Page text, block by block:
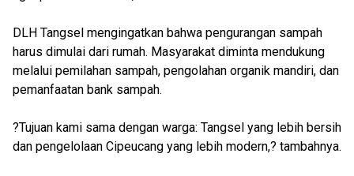
DLH Tangsel mengingatkan bahwa pengurangan sampah
harus dimulai dari rumah. Masyarakat diminta mendukung
melalui pemilahan sampah, pengolahan organik mandiri, dan
pemanfaatan bank sampah.
?Tujuan kami sama dengan warga: Tangsel yang lebih bersih
dan pengelolaan Cipeucang yang lebih modern,? tambahnya.